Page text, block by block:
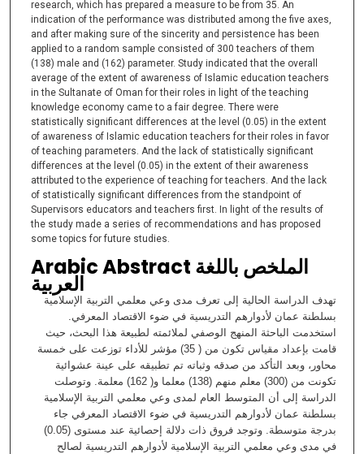
research, which has prepared a measure to be from 35. An
indication of the performance was distributed among the five axes,
and after making sure of the sincerity and persistence has been
applied to a random sample consisted of 300 teachers of them
(138) male and (162) parameter. Study indicated that the overall
average of the extent of awareness of Islamic education teachers
in the Sultanate of Oman for their roles in light of the teaching
knowledge economy came to a fair degree. There were
statistically significant differences at the level (0.05) in the extent
of awareness of Islamic education teachers for their roles in favor
of teaching parameters. And the lack of statistically significant
differences at the level (0.05) in the extent of their awareness
attributed to the experience of teaching for teachers. And the lack
of statistically significant differences from the standpoint of
Supervisors educators and teachers first. In light of the results of
the study made a series of recommendations and has proposed
some topics for future studies.
Arabic Abstract الملخص باللغة
العربية
تهدف الدراسة الحالية إلى تعرف مدى وعي معلمي التربية الإسلامية
بسلطنة عمان لأدوارهم التدريسية في ضوء الاقتصاد المعرفي.
استخدمت الباحثة المنهج الوصفي لملائمته لطبيعة هذا البحث، حيث
قامت بإعداد مقياس تكون من ( 35) مؤشر للأداء توزعت على خمسة
محاور، وبعد التأكد من صدقه وثباته تم تطبيقه على عينة عشوائية
تكونت من (300) معلم منهم (138) معلما و( 162) معلمة. وتوصلت
الدراسة إلى أن المتوسط العام لمدى وعي معلمي التربية الإسلامية
بسلطنة عمان لأدوارهم التدريسية في ضوء الاقتصاد المعرفي جاء
بدرجة متوسطة. وتوجد فروق ذات دلالة إحصائية عند مستوى (0.05)
في مدى وعي معلمي التربية الإسلامية لأدوارهم التدريسية لصالح